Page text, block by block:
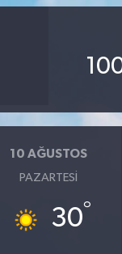
10 AĞUSTOS
PAZARTESI
30°